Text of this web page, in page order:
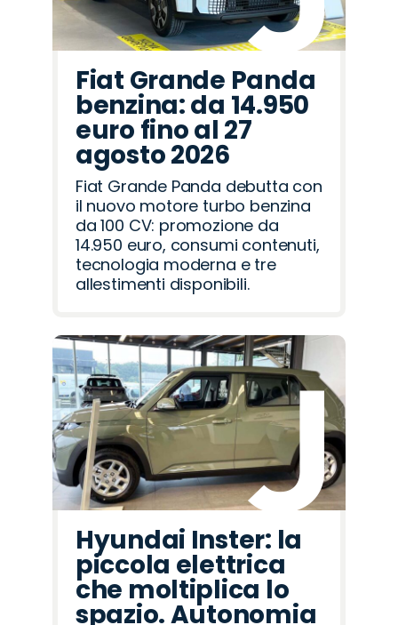
Fiat Grande Panda
benzina: da 14.950
euro fino al 27
agosto 2026
Fiat Grande Panda debutta con
il nuovo motore turbo benzina
da 100 CV: promozione da
14.950 euro, consumi contenuti,
tecnologia moderna e tre
allestimenti disponibili.
Hyundai Inster: la
piccola elettrica
che moltiplica lo
spazio. Autonomia